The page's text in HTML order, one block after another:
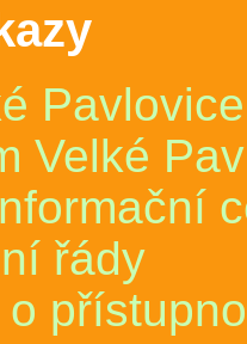
Pavlovice
Velké
řády